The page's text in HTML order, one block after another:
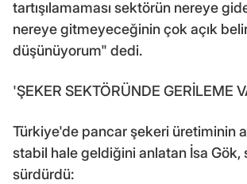
tartışılamaması sektörün nereye
nereye gitmeyeceğinin çok açık
düşünüyorum" dedi.
'ŞEKER SEKTÖRÜNDE GERİLEME
Türkiye'de pancar şekeri üretiminin
stabil hale geldiğini anlatan İsa Gök,
sürdürdü: